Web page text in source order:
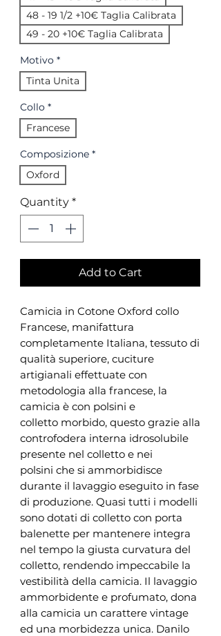
48 - 19 1/2 +10€ Taglia Calibrata
49 - 20 +10€ Taglia Calibrata
Motivo *
Tinta Unita
Collo *
Francese
Composizione *
Oxford
Quantity *
Add to Cart
Camicia in Cotone Oxford collo
Francese, manifattura
completamente Italiana, tessuto di
qualità superiore, cuciture
artigianali effettuate con
metodologia alla francese, la
camicia è con polsini e
colletto morbido, questo grazie alla
controfodera interna idrosolubile
presente nel colletto e nei
polsini che si ammorbidisce
durante il lavaggio eseguito in fase
di produzione. Quasi tutti i modelli
sono dotati di colletto con porta
balenette per mantenere integra
nel tempo la giusta curvatura del
colletto, rendendo impeccabile la
vestibilità della camicia. Il lavaggio
ammorbidente e profumato, dona
alla camicia un carattere vintage
ed una morbidezza unica. Danilo